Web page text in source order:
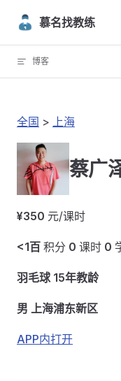
Skip to content
慕名找教练
博客
全国 > 上海
蔡广
¥350 元/课时
<1百 积分 0 课时 0
羽毛球 15年教龄
男 上海浦东新区
APP内打开